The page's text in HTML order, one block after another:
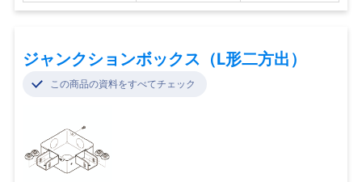
ジャンクションボックス（L形二方出）
この商品の資料をすべてチェック